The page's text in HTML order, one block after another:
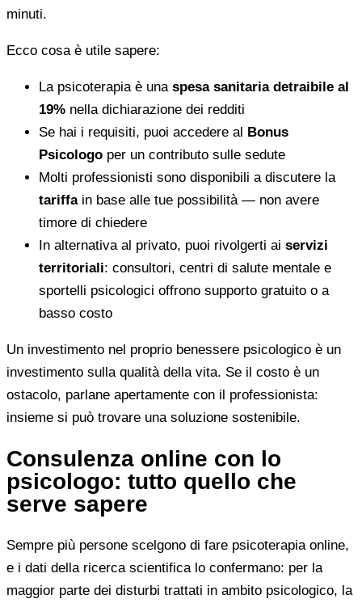
minuti.
Ecco cosa è utile sapere:
La psicoterapia è una spesa sanitaria detraibile al
19% nella dichiarazione dei redditi
Se hai i requisiti, puoi accedere al Bonus
Psicologo per un contributo sulle sedute
Molti professionisti sono disponibili a discutere la
tariffain base alle tue possibilità — non avere
timore di chiedere
In alternativa al privato, puoi rivolgerti ai servizi
territoriali: consultori, centri di salute mentale e
sportelli psicologici offrono supporto gratuito o a
basso costo
Un investimento nel proprio benessere psicologico è un
investimento sulla qualità della vita. Se il costo è un
ostacolo, parlane apertamente con il professionista:
insieme si può trovare una soluzione sostenibile.
Consulenza online con lo
psicologo: tutto quello che
serve sapere
Sempre più persone scelgono di fare psicoterapia online,
e i dati della ricerca scientifica lo confermano: per la
maggior parte dei disturbi trattati in ambito psicologico, la